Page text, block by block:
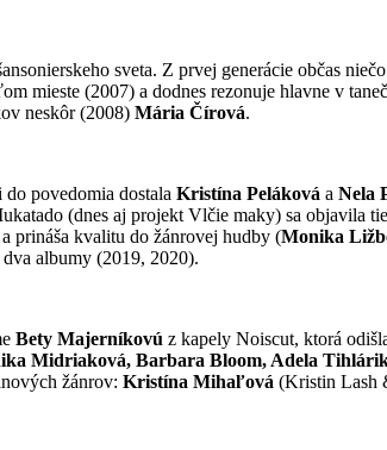
sveta. Z prvej generácie občas
mieste (2007) a dodnes rezonuje hlavne v
neskôr (2008) Mária Čírová.
povedomia dostala Kristína Peláková a Nela
(dnes aj projekt Vlčie maky) sa objavila
prináša kvalitu do žánrovej hudby (Monika
albumy (2019, 2020).
Bety Majerníkovú z kapely Noiscut, ktorá
Midriaková, Barbara Bloom, Adela
žánrov: Kristína Mihaľová (Kristin Lash